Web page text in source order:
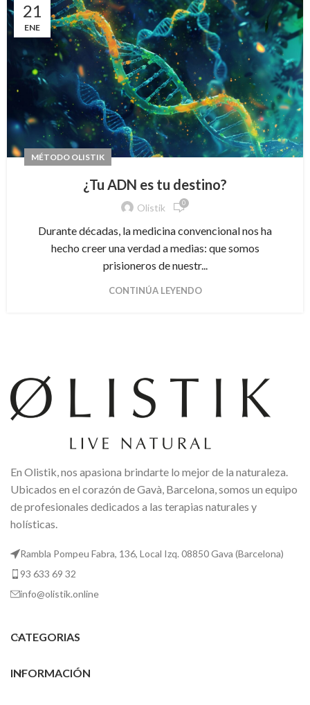
21
ENE
MÉTODO OLISTIK
¿Tu ADN es tu destino?
Olistik 0
Durante décadas, la medicina convencional nos ha
hecho creer una verdad a medias: que somos
prisioneros de nuestr...
CONTINÚA LEYENDO
En Olistik, nos apasiona brindarte lo mejor de la naturaleza.
Ubicados en el corazón de Gavà, Barcelona, somos un equipo
de profesionales dedicados a las terapias naturales y
holísticas.
Rambla Pompeu Fabra, 136, Local Izq. 08850 Gava (Barcelona)
93 633 69 32
info@olistik.online
CATEGORIAS
INFORMACIÓN